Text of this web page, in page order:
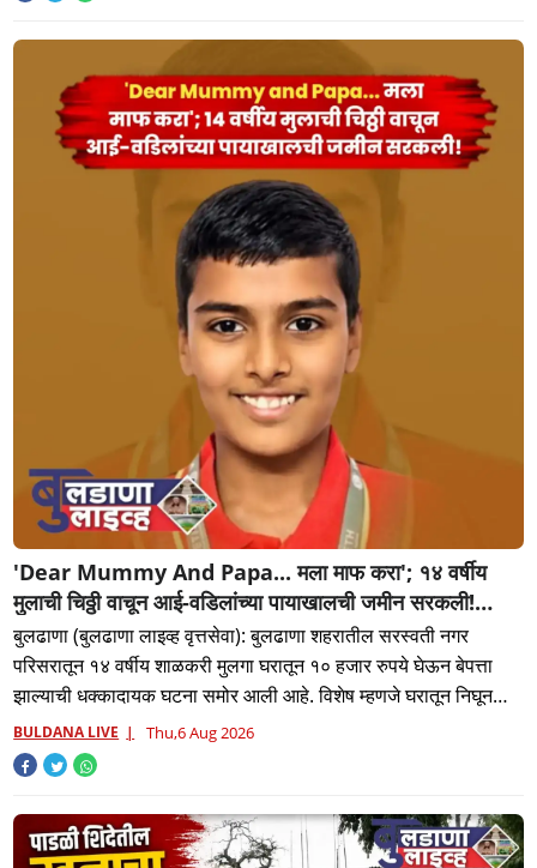
'Dear Mummy And Papa... मला माफ करा'; १४ वर्षीय
मुलाची चिठ्ठी वाचून आई-वडिलांच्या पायाखालची जमीन सरकली!
घरातून १० हजार घेऊन बेपत्ता; बुलढाणा शहरात खळबळ
बुलढाणा (बुलढाणा लाइव्ह वृत्तसेवा): बुलढाणा शहरातील सरस्वती नगर
परिसरातून १४ वर्षीय शाळकरी मुलगा घरातून १० हजार रुपये घेऊन बेपत्ता
झाल्याची धक्कादायक घटना समोर आली आहे. विशेष म्हणजे घरातून निघून
जाण्
BULDANA LIVE Thu,6 Aug 2026